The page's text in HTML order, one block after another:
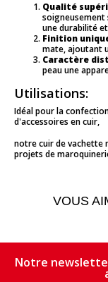
Qualité
une durabilité
Finition
mate, ajoutant
Caractère
peau une
Utilisations:
Idéal pour la
d'accessoires en cuir,
notre cuir de vachette
projets de
VOUS
Notre